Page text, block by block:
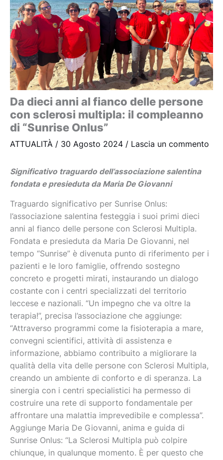
Da dieci anni al fianco delle persone
con sclerosi multipla: il compleanno
di “Sunrise Onlus”
ATTUALITÀ / 30 Agosto 2024 / Lascia un commento
Significativo traguardo dell’associazione salentina
fondata e presieduta da Maria De Giovanni
Traguardo significativo per Sunrise Onlus:
l’associazione salentina festeggia i suoi primi dieci
anni al fianco delle persone con Sclerosi Multipla.
Fondata e presieduta da Maria De Giovanni, nel
tempo “Sunrise” è divenuta punto di riferimento per i
pazienti e le loro famiglie, offrendo sostegno
concreto e progetti mirati, instaurando un dialogo
costante con i centri specializzati del territorio
leccese e nazionali. “Un impegno che va oltre la
terapia!”, precisa l’associazione che aggiunge:
“Attraverso programmi come la fisioterapia a mare,
convegni scientifici, attività di assistenza e
informazione, abbiamo contribuito a migliorare la
qualità della vita delle persone con Sclerosi Multipla,
creando un ambiente di conforto e di speranza. La
sinergia con i centri specialistici ha permesso di
costruire una rete di supporto fondamentale per
affrontare una malattia imprevedibile e complessa”.
Aggiunge Maria De Giovanni, anima e guida di
Sunrise Onlus: “La Sclerosi Multipla può colpire
chiunque, in qualunque momento. È per questo che